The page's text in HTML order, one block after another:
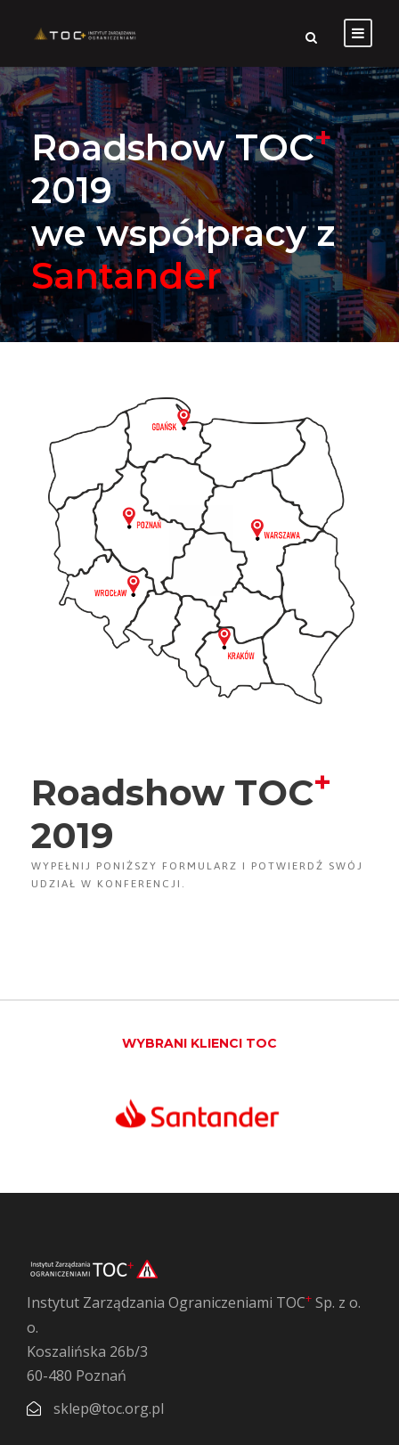
Roadshow TOC+
2019
we współpracy z
Santander
Roadshow TOC+
2019
WYPEŁNIJ PONIŻSZY FORMULARZ I POTWIERDŹ SWÓJ
UDZIAŁ W KONFERENCJI.
WYBRANI KLIENCI TOC
Instytut Zarządzania Ograniczeniami TOC+ Sp. z o.
o.
Koszalińska 26b/3
60-480 Poznań
sklep@toc.org.pl